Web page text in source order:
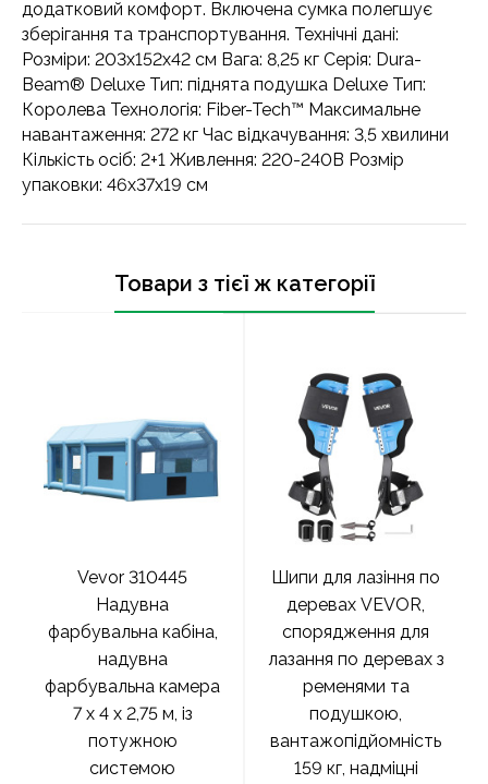
додатковий комфорт. Включена сумка полегшує
зберігання та транспортування. Технічні дані:
Розміри: 203x152x42 см Вага: 8,25 кг Серія: Dura-
Beam® Deluxe Тип: піднята подушка Deluxe Тип:
Королева Технологія: Fiber-Tech™ Максимальне
навантаження: 272 кг Час відкачування: 3,5 хвилини
Кількість осіб: 2+1 Живлення: 220-240В Розмір
упаковки: 46х37х19 см
Товари з тієї ж категорії
Vevor 310445
Надувна
фарбувальна кабіна,
надувна
фарбувальна камера
7 x 4 x 2,75 м, із
потужною
системою
Шипи для лазіння по
деревах VEVOR,
спорядження для
лазання по деревах з
ременями та
подушкою,
вантажопідйомність
159 кг, надміцні